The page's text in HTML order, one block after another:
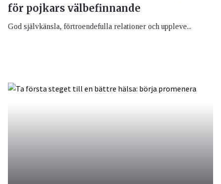
för pojkars välbefinnande
God självkänsla, förtroendefulla relationer och uppleve...